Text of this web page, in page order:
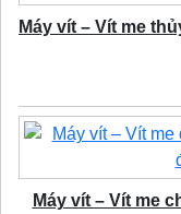
Máy vít – Vít me
Máy vít – Vít me